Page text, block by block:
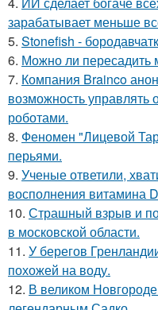
зарабатывает меньше
5. Stonefish -
6. Можно ли пересадить
7. Компания Brainco
возможность управлять
роботами.
8. Феномен "Лицевой
перьями.
9. Ученые ответили,
восполнения витамина
10. Страшный взрыв и
в московской области.
11. У берегов
похожей на воду.
12. В великом